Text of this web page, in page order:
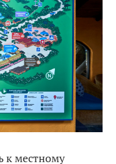
к местному